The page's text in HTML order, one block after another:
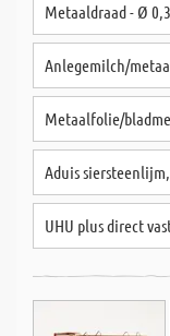
Metaaldraad - Ø
Anlegemilch/
Metaalfolie/
Aduis
UHU plus direct